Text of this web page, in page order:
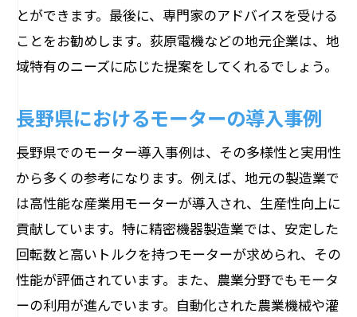
とができます。最後に、専門家のアドバイスを受ける
ことをお勧めします。荻原電機などの地元企業は、地
域特有のニーズに応じた提案をしてくれるでしょう。
長野県におけるモーターの導入事例
長野県でのモーター導入事例は、その多様性と実用性
から多くの参考になります。例えば、地元の製造業で
は高性能な産業用モーターが導入され、生産性向上に
貢献しています。特に精密機器製造業では、安定した
回転数と高いトルクを持つモーターが求められ、その
性能が評価されています。また、農業分野でもモータ
ーの利用が進んでいます。自動化された農業機械や灌